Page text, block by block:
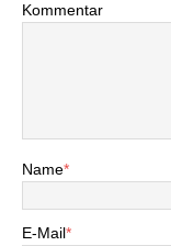
Kommentar
Name*
E-Mail*